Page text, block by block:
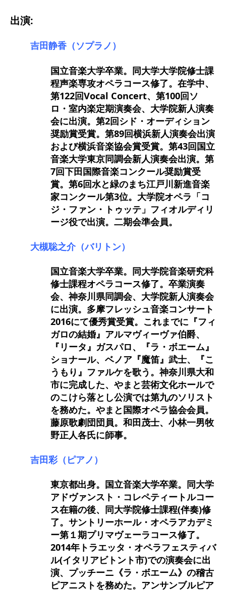
出演:
吉田静香（ソプラノ）
国立音楽大学卒業。同大学大学院修士課
程声楽専攻オペラコース修了。在学中、
第122回Vocal Concert、第100回ソ
ロ・室内楽定期演奏会、大学院新人演奏
会に出演。第2回シド・オーディション
奨励賞受賞。第89回横浜新人演奏会出演
および横浜音楽協会賞受賞。第43回国立
音楽大学東京同調会新人演奏会出演。第
7回下田国際音楽コンクール奨励賞受
賞。第6回水と緑のまち江戸川新進音楽
家コンクール第3位。大学院オペラ「コ
ジ・ファン・トゥッテ」フィオルディリ
ージ役で出演。二期会準会員。
大槻聡之介（バリトン）
国立音楽大学卒業。同大学院音楽研究科
修士課程オペラコース修了。卒業演奏
会、神奈川県同調会、大学院新人演奏会
に出演。多摩フレッシュ音楽コンサート
2016にて優秀賞受賞。これまでに『フィ
ガロの結婚』アルマヴィーヴァ伯爵、
『リータ』ガスパロ、『ラ・ボエーム』
ショナール、ベノア『魔笛』武士、『こ
うもり』ファルケを歌う。神奈川県大和
市に完成した、やまと芸術文化ホールで
のこけら落とし公演では第九のソリスト
を務めた。やまと国際オペラ協会会員。
藤原歌劇団団員。和田茂士、小林一男牧
野正人各氏に師事。
吉田彩（ピアノ）
東京都出身。国立音楽大学卒業。同大学
アドヴァンスト・コレペティートルコー
ス在籍の後、同大学院修士課程(伴奏)修
了。サントリーホール・オペラアカデミ
ー第１期プリマヴェーラコース修了。
2014年トラエッタ・オペラフェスティバ
ル(イタリアビトント市)での演奏会に出
演、プッチーニ《ラ・ボエーム》の稽古
ピアニストを務めた。アンサンブルピア